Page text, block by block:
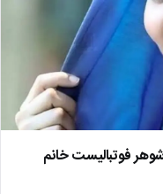
فوتبالیست خانم